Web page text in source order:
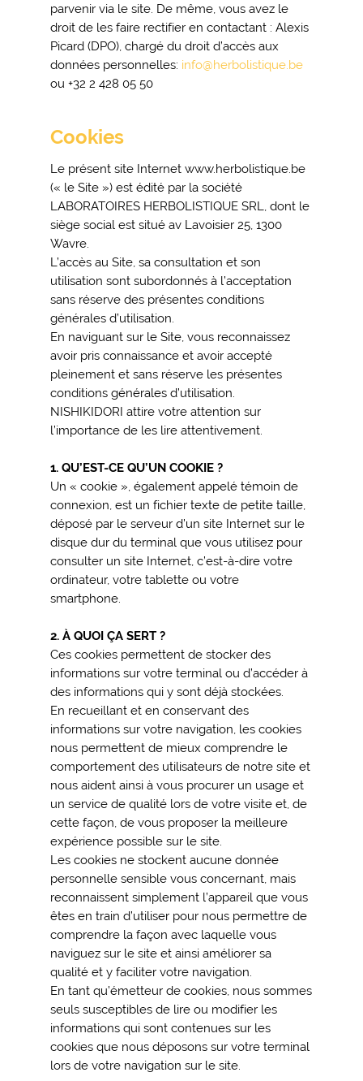
parvenir via le site. De même, vous avez le
droit de les faire rectifier en contactant : Alexis
Picard (DPO), chargé du droit d’accès aux
données personnelles: info@herbolistique.be
ou +32 2 428 05 50
Cookies
Le présent site Internet www.herbolistique.be
(« le Site ») est édité par la société
LABORATOIRES HERBOLISTIQUE SRL, dont le
siège social est situé av Lavoisier 25, 1300
Wavre.
L’accès au Site, sa consultation et son
utilisation sont subordonnés à l’acceptation
sans réserve des présentes conditions
générales d’utilisation.
En naviguant sur le Site, vous reconnaissez
avoir pris connaissance et avoir accepté
pleinement et sans réserve les présentes
conditions générales d’utilisation.
NISHIKIDORI attire votre attention sur
l’importance de les lire attentivement.
1. QU’EST-CE QU’UN COOKIE ?
Un « cookie », également appelé témoin de
connexion, est un fichier texte de petite taille,
déposé par le serveur d’un site Internet sur le
disque dur du terminal que vous utilisez pour
consulter un site Internet, c’est-à-dire votre
ordinateur, votre tablette ou votre
smartphone.
2. À QUOI ÇA SERT ?
Ces cookies permettent de stocker des
informations sur votre terminal ou d’accéder à
des informations qui y sont déjà stockées.
En recueillant et en conservant des
informations sur votre navigation, les cookies
nous permettent de mieux comprendre le
comportement des utilisateurs de notre site et
nous aident ainsi à vous procurer un usage et
un service de qualité lors de votre visite et, de
cette façon, de vous proposer la meilleure
expérience possible sur le site.
Les cookies ne stockent aucune donnée
personnelle sensible vous concernant, mais
reconnaissent simplement l’appareil que vous
êtes en train d’utiliser pour nous permettre de
comprendre la façon avec laquelle vous
naviguez sur le site et ainsi améliorer sa
qualité et y faciliter votre navigation.
En tant qu’émetteur de cookies, nous sommes
seuls susceptibles de lire ou modifier les
informations qui sont contenues sur les
cookies que nous déposons sur votre terminal
lors de votre navigation sur le site.